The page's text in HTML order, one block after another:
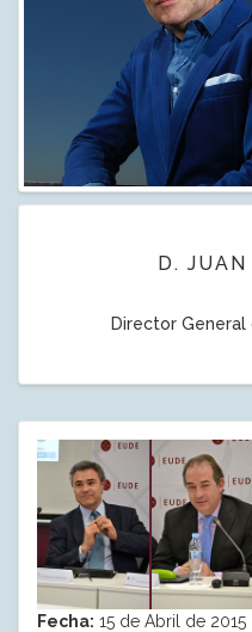
D.
Director
Fecha: 15 de Abril de 2015